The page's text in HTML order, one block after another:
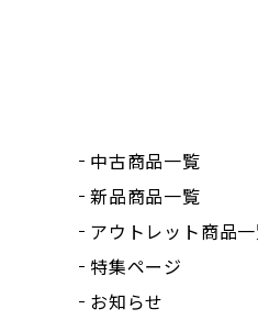
中古商品一覧
新品商品一覧
アウトレット商品
特集ページ
お知らせ